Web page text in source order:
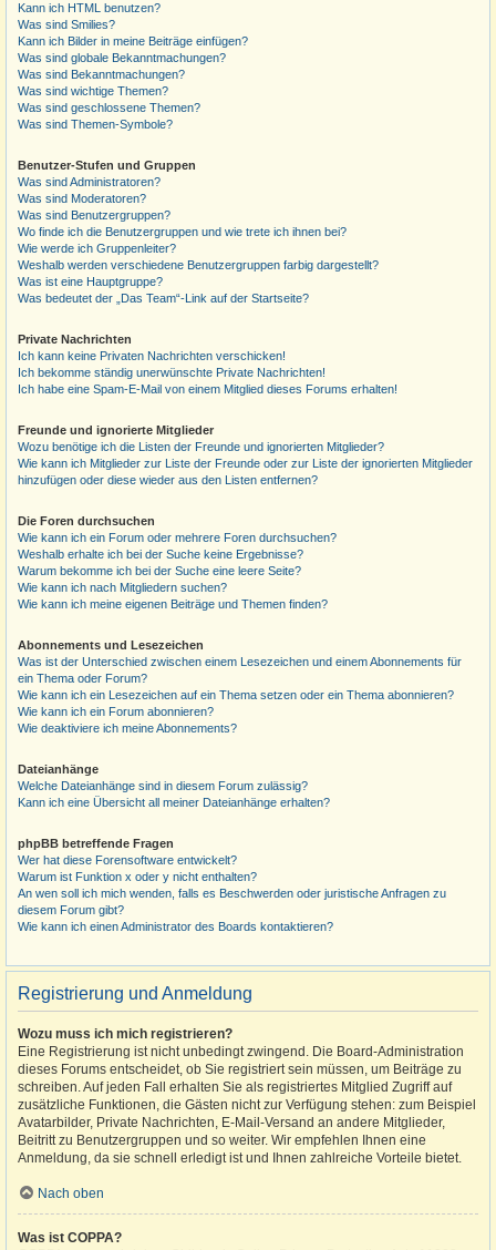
Kann ich HTML benutzen?
Was sind Smilies?
Kann ich Bilder in meine Beiträge einfügen?
Was sind globale Bekanntmachungen?
Was sind Bekanntmachungen?
Was sind wichtige Themen?
Was sind geschlossene Themen?
Was sind Themen-Symbole?
Benutzer-Stufen und Gruppen
Was sind Administratoren?
Was sind Moderatoren?
Was sind Benutzergruppen?
Wo finde ich die Benutzergruppen und wie trete ich ihnen bei?
Wie werde ich Gruppenleiter?
Weshalb werden verschiedene Benutzergruppen farbig dargestellt?
Was ist eine Hauptgruppe?
Was bedeutet der „Das Team“-Link auf der Startseite?
Private Nachrichten
Ich kann keine Privaten Nachrichten verschicken!
Ich bekomme ständig unerwünschte Private Nachrichten!
Ich habe eine Spam-E-Mail von einem Mitglied dieses Forums erhalten!
Freunde und ignorierte Mitglieder
Wozu benötige ich die Listen der Freunde und ignorierten Mitglieder?
Wie kann ich Mitglieder zur Liste der Freunde oder zur Liste der ignorierten Mitglieder
hinzufügen oder diese wieder aus den Listen entfernen?
Die Foren durchsuchen
Wie kann ich ein Forum oder mehrere Foren durchsuchen?
Weshalb erhalte ich bei der Suche keine Ergebnisse?
Warum bekomme ich bei der Suche eine leere Seite?
Wie kann ich nach Mitgliedern suchen?
Wie kann ich meine eigenen Beiträge und Themen finden?
Abonnements und Lesezeichen
Was ist der Unterschied zwischen einem Lesezeichen und einem Abonnements für
ein Thema oder Forum?
Wie kann ich ein Lesezeichen auf ein Thema setzen oder ein Thema abonnieren?
Wie kann ich ein Forum abonnieren?
Wie deaktiviere ich meine Abonnements?
Dateianhänge
Welche Dateianhänge sind in diesem Forum zulässig?
Kann ich eine Übersicht all meiner Dateianhänge erhalten?
phpBB betreffende Fragen
Wer hat diese Forensoftware entwickelt?
Warum ist Funktion x oder y nicht enthalten?
An wen soll ich mich wenden, falls es Beschwerden oder juristische Anfragen zu
diesem Forum gibt?
Wie kann ich einen Administrator des Boards kontaktieren?
Registrierung und Anmeldung
Wozu muss ich mich registrieren?
Eine Registrierung ist nicht unbedingt zwingend. Die Board-Administration
dieses Forums entscheidet, ob Sie registriert sein müssen, um Beiträge zu
schreiben. Auf jeden Fall erhalten Sie als registriertes Mitglied Zugriff auf
zusätzliche Funktionen, die Gästen nicht zur Verfügung stehen: zum Beispiel
Avatarbilder, Private Nachrichten, E-Mail-Versand an andere Mitglieder,
Beitritt zu Benutzergruppen und so weiter. Wir empfehlen Ihnen eine
Anmeldung, da sie schnell erledigt ist und Ihnen zahlreiche Vorteile bietet.
Nach oben
Was ist COPPA?